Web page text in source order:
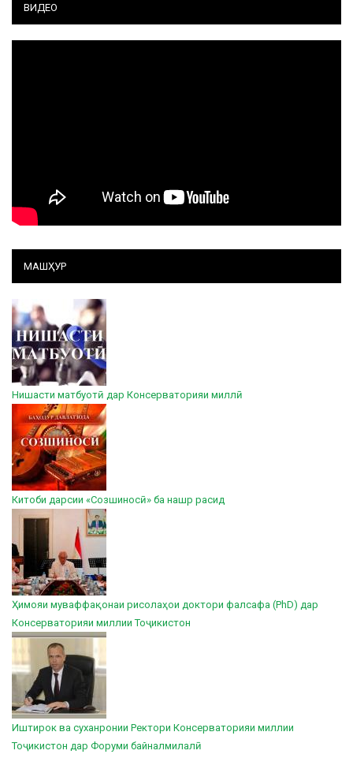
ВИДЕО
МАШҲУР
Нишасти матбуотӣ дар Консерваторияи миллӣ
Китоби дарсии «Созшиносӣ» ба нашр расид
Ҳимояи муваффақонаи рисолаҳои доктори фалсафа (PhD) дар
Консерваторияи миллии Тоҷикистон
Иштирок ва суханронии Ректори Консерваторияи миллии
Тоҷикистон дар Форуми байналмилалӣ